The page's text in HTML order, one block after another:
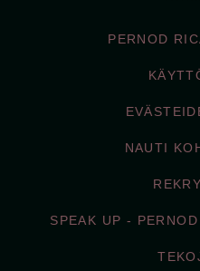
PERNOD
NAUTI
SPEAK UP -